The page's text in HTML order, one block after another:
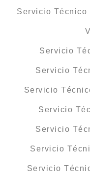
Servicio Técnico
Servicio
Servicio
Servicio
Servicio
Servicio
Servicio
Servicio